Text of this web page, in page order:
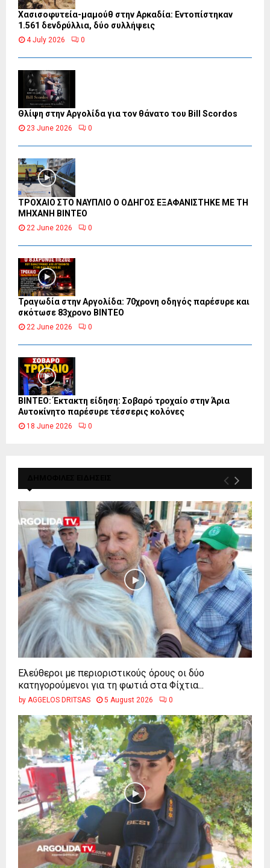
Χασισοφυτεία-μαμούθ στην Αρκαδία: Εντοπίστηκαν
1.561 δενδρύλλια, δύο συλλήψεις
4 July 2026 0
Θλίψη στην Αργολίδα για τον θάνατο του Bill Scordos
23 June 2026 0
ΤΡΟΧΑΙΟ ΣΤΟ ΝΑΥΠΛΙΟ Ο ΟΔΗΓΟΣ ΕΞΑΦΑΝΙΣΤΗΚΕ ΜΕ ΤΗ
ΜΗΧΑΝΗ ΒΙΝΤΕΟ
22 June 2026 0
Τραγωδία στην Αργολίδα: 70χρονη οδηγός παρέσυρε και
σκότωσε 83χρονο ΒΙΝΤΕΟ
22 June 2026 0
ΒΙΝΤΕΟ: Έκτακτη είδηση: Σοβαρό τροχαίο στην Άρια
Αυτοκίνητο παρέσυρε τέσσερις κολόνες
18 June 2026 0
Ελεύθεροι με περιοριστικούς όρους οι δύο
κατηγορούμενοι για τη φωτιά στα Φίχτια...
by AGGELOS DRITSAS 5 August 2026 0